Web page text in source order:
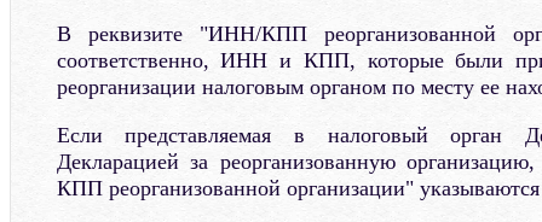
В реквизите "ИНН/КПП реорганизованной
соответственно, ИНН и КПП, которые были
реорганизации налоговым органом по месту ее
Если представляемая в налоговый орган
Декларацией за реорганизованную
КПП реорганизованной организации"